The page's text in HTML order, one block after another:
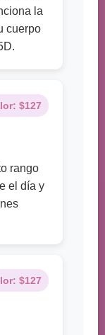
la
cuerpo
$127
rango
el día y
$127